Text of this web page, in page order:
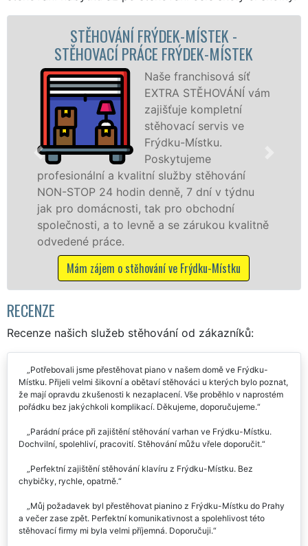
FRÝDEK-MÍSTEK -
FRÝDEK-MÍSTEK
Naše franchisová síť
EXTRA STĚHOVÁNÍ vám
zajišťuje kompletní
stěhovací servis ve
Frýdku-Místku.
Poskytujeme
služby stěhování
denně, 7 dní v týdnu
tak pro obchodní
levně a se zárukou kvalitně
stěhování ve Frýdku-Místku
STĚHOVACÍ
STĚHOVACÍ
služby
celém okresu
kvality
Nabízíme
Mám zájem o
RECENZE
Recenze našich služeb stěhování od zákazníků:
Potřebovali jsme přestěhovat piano v našem domě ve Frýdku-
Místku. Přijeli velmi šikovní a obětaví stěhováci u kterých bylo poznat,
že mají opravdu zkušenosti k nezaplacení. Vše proběhlo v naprostém
pořádku bez jakýchkoli komplikací. Děkujeme, doporučujeme.
Parádní práce při zajištění stěhování varhan ve Frýdku-Místku.
Dochvilní, spolehliví, pracovití. Stěhování můžu vřele doporučit.
Perfektní zajištění stěhování klavíru z Frýdku-Místku. Bez
chybičky, rychle, opatrně.
Můj požadavek byl přestěhovat pianino z Frýdku-Místku do Prahy
a večer zase zpět. Perfektní komunikativnost a spolehlivost této
stěhovací firmy mi byla velmi příjemná. Doporučuji.